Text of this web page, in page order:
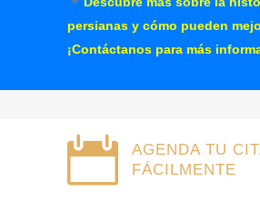
persianas y cómo pueden
¡Contáctanos para más
AGENDA TU
FÁCILMENTE